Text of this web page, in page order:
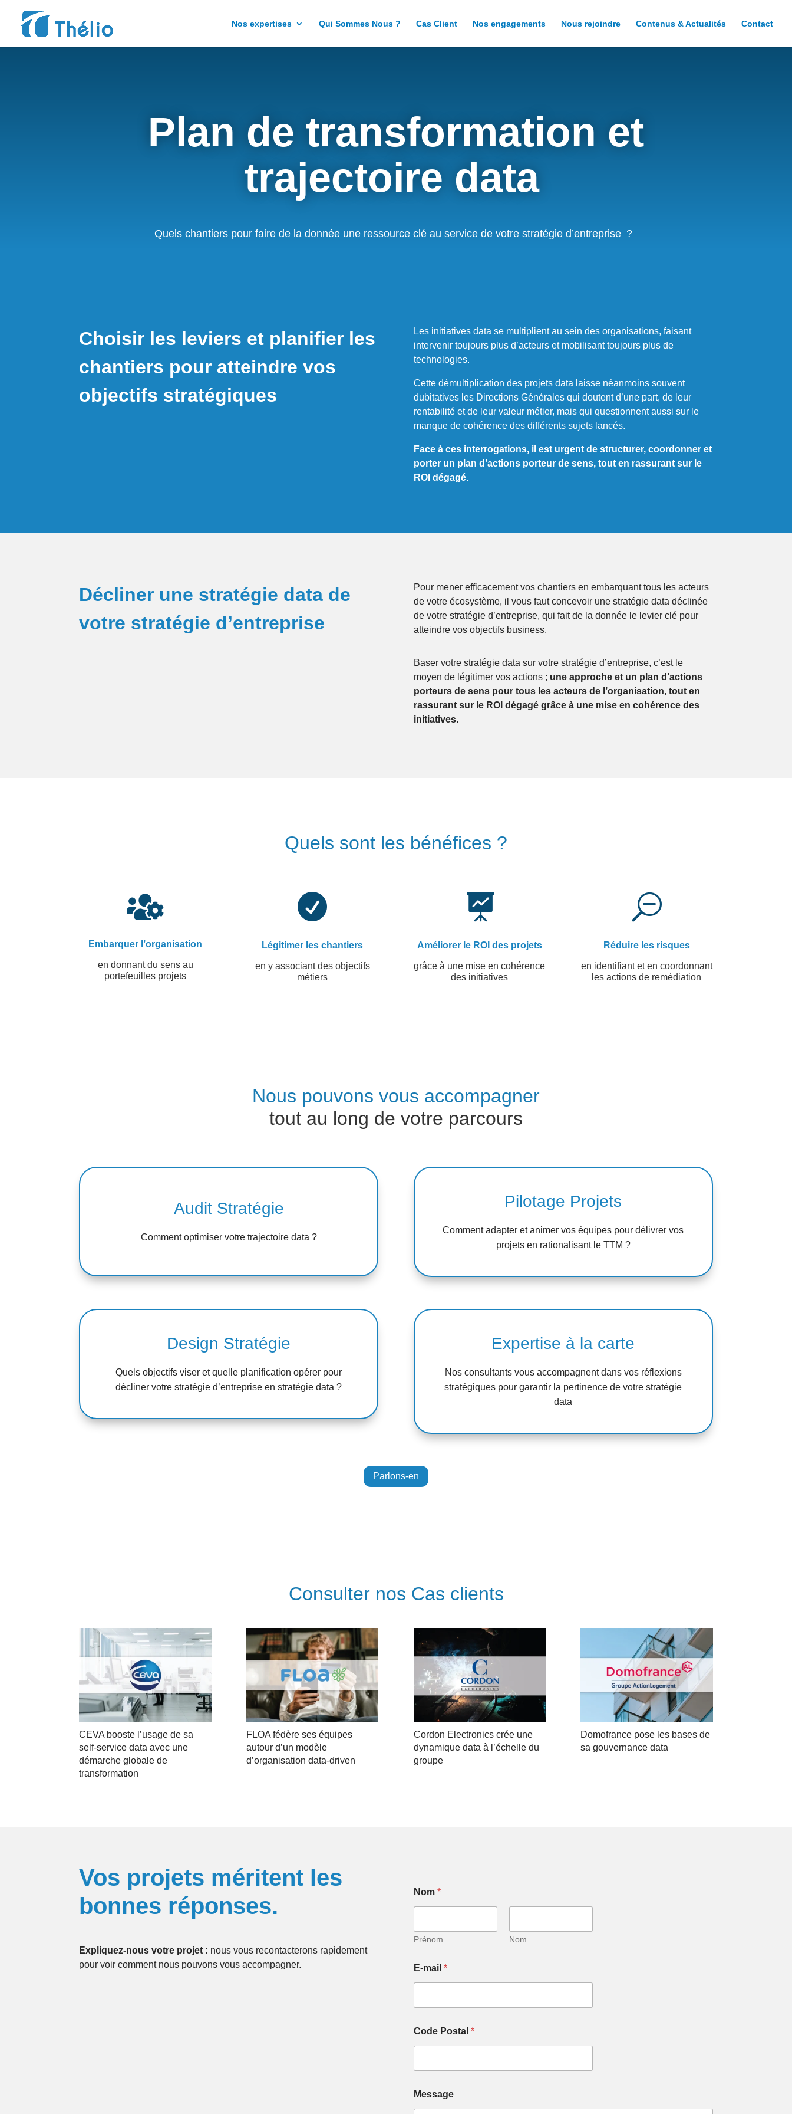
Nos expertises Qui Sommes Nous ? Cas Client Nos engagements Nous rejoindre Contenus & Actualités Contact
Plan de transformation et
trajectoire data
Quels chantiers pour faire de la donnée une ressource clé au service de votre stratégie d’entreprise ?
Choisir les leviers et planifier les
chantiers pour atteindre vos
objectifs stratégiques
Les initiatives data se multiplient au sein des organisations, faisant
intervenir toujours plus d’acteurs et mobilisant toujours plus de
technologies.
Cette démultiplication des projets data laisse néanmoins souvent
dubitatives les Directions Générales qui doutent d’une part, de leur
rentabilité et de leur valeur métier, mais qui questionnent aussi sur le
manque de cohérence des différents sujets lancés. ​
Face à ces interrogations, il est urgent de structurer, coordonner et
porter un plan d’actions porteur de sens, tout en rassurant sur le
ROI dégagé.
Décliner une stratégie data de
votre stratégie d’entreprise
Pour mener efficacement vos chantiers en embarquant tous les acteurs
de votre écosystème, il vous faut concevoir une stratégie data déclinée
de votre stratégie d’entreprise, qui fait de la donnée le levier clé pour
atteindre vos objectifs business.
Baser votre stratégie data sur votre stratégie d’entreprise, c’est le
moyen de légitimer vos actions ; une approche et un plan d’actions
porteurs de sens pour tous les acteurs de l’organisation, tout en
rassurant sur le ROI dégagé grâce à une mise en cohérence des
initiatives.
Quels sont les bénéfices ?

Embarquer l’organisation
en donnant du sens au
portefeuilles projets

Légitimer les chantiers
en y associant des objectifs
métiers

Améliorer le ROI des projets
grâce à une mise en cohérence
des initiatives
S
Réduire les risques
en identifiant et en coordonnant
les actions de remédiation
Nous pouvons vous accompagner
tout au long de votre parcours
Audit Stratégie
Comment optimiser votre trajectoire data ?
Pilotage Projets
Comment adapter et animer vos équipes pour délivrer vos
projets en rationalisant le TTM ?
Design Stratégie
Quels objectifs viser et quelle planification opérer pour
décliner votre stratégie d’entreprise en stratégie data ?
Expertise à la carte
Nos consultants vous accompagnent dans vos réflexions
stratégiques pour garantir la pertinence de votre stratégie
data
Parlons-en
Consulter nos Cas clients
CEVA booste l’usage de sa
self-service data avec une
démarche globale de
transformation
FLOA fédère ses équipes
autour d’un modèle
d’organisation data-driven
Cordon Electronics crée une
dynamique data à l’échelle du
groupe
Domofrance pose les bases de
sa gouvernance data
Vos projets méritent les
bonnes réponses.
Expliquez-nous votre projet : nous vous recontacterons rapidement
pour voir comment nous pouvons vous accompagner.
Nom *
Prénom Nom
E-mail *
Code Postal *
*
P
Message